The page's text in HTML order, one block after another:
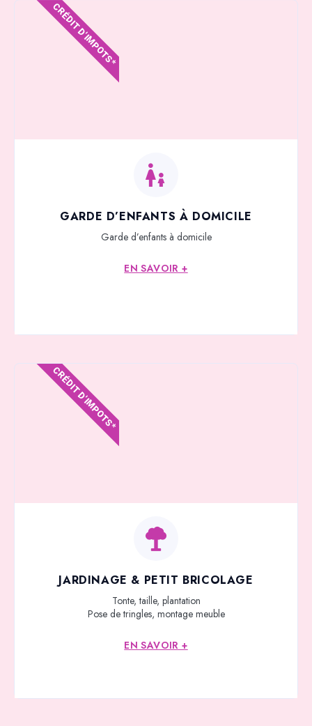
GARDE D’ENFANTS À DOMICILE
Garde d’enfants à domicile
EN SAVOIR +
CRÉDIT D'IMPOTS*
JARDINAGE & PETIT BRICOLAGE
Tonte, taille, plantation
Pose de tringles, montage meuble
EN SAVOIR +
CRÉDIT D'IMPOTS*